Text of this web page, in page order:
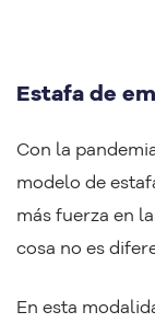
Estafa de
Con la
modelo de
más fuerza en
cosa no es
En esta